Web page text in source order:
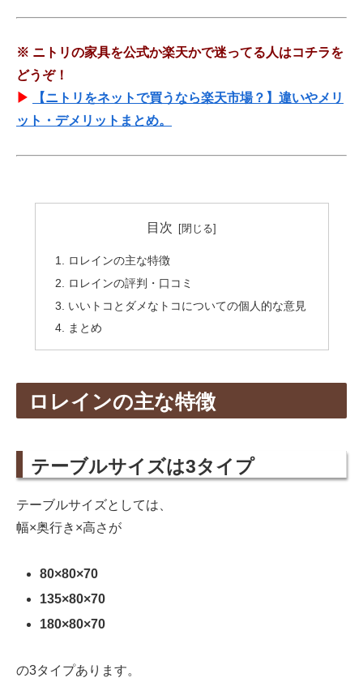
※ ニトリの家具を公式か楽天かで迷ってる人はコチラを
どうぞ！
▶
【ニトリをネットで買うなら楽天市場？】違いやメリ
ット・デメリットまとめ。
目次
ロレインの主な特徴
ロレインの評判・口コミ
いいトコとダメなトコについての個人的な意見
まとめ
ロレインの主な特徴
テーブルサイズは3タイプ
テーブルサイズとしては、
幅×奥行き×高さが
80×80×70
135×80×70
180×80×70
の3タイプあります。